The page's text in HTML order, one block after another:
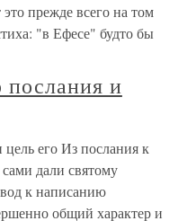
прежде всего на том
"в Ефесе" будто бы
и
его Из послания к
дали святому
к написанию
общий характер и